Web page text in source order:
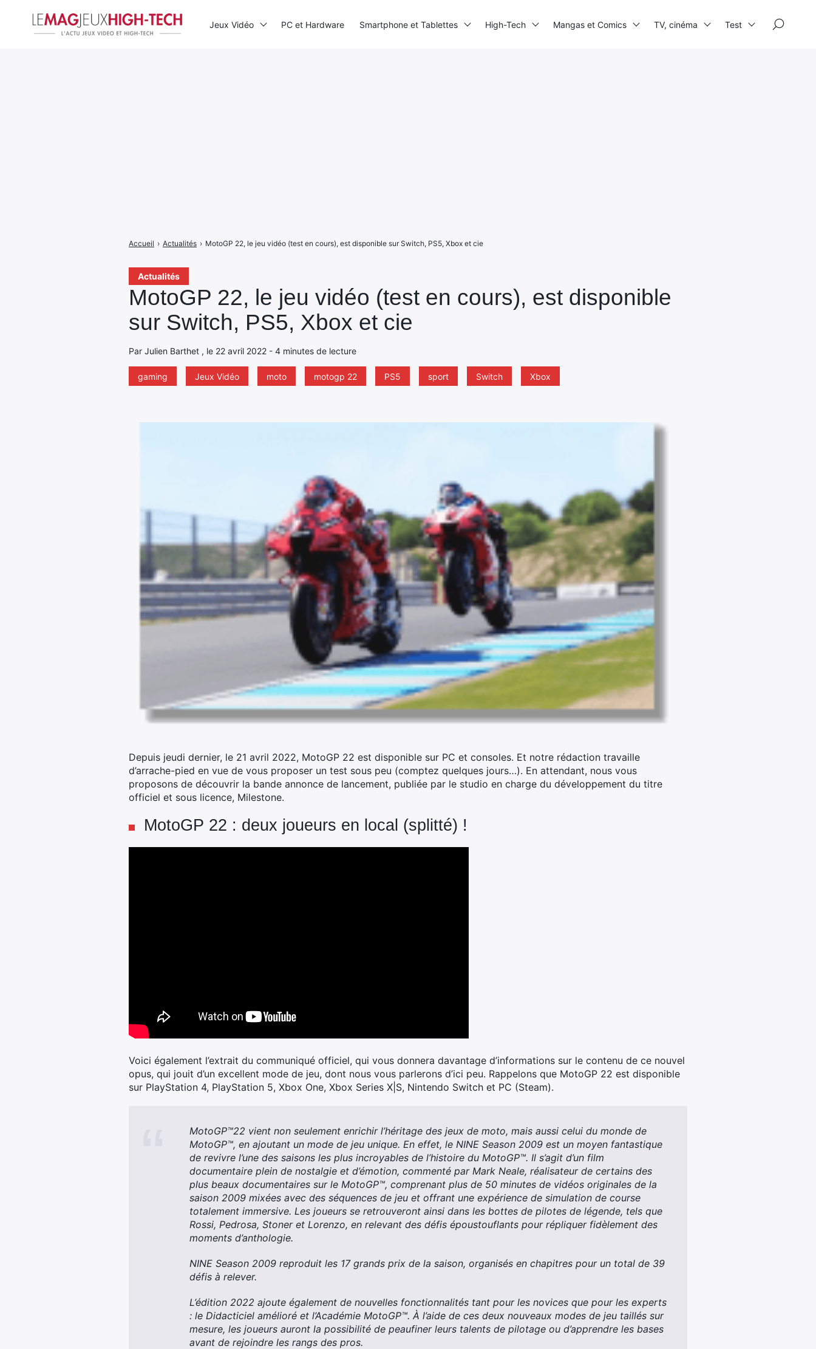
Actualités
MotoGP 22, le jeu vidéo (test en cours), est disponible
sur Switch, PS5, Xbox et cie
Par Julien Barthet , le 22 avril 2022 - 4 minutes de lecture
gaming Jeux Vidéo moto motogp 22 PS5 sport Switch Xbox
Accueil › Actualités › MotoGP 22, le jeu vidéo (test en cours), est disponible sur Switch, PS5, Xbox et cie
Depuis jeudi dernier, le 21 avril 2022, MotoGP 22 est disponible sur PC et consoles. Et notre rédaction travaille
d’arrache-pied en vue de vous proposer un test sous peu (comptez quelques jours…). En attendant, nous vous
proposons de découvrir la bande annonce de lancement, publiée par le studio en charge du développement du titre
officiel et sous licence, Milestone.
MotoGP 22 : deux joueurs en local (splitté) !
Voici également l’extrait du communiqué officiel, qui vous donnera davantage d’informations sur le contenu de ce nouvel
opus, qui jouit d’un excellent mode de jeu, dont nous vous parlerons d’ici peu. Rappelons que MotoGP 22 est disponible
sur PlayStation 4, PlayStation 5, Xbox One, Xbox Series X|S, Nintendo Switch et PC (Steam).
MotoGP™22 vient non seulement enrichir l’héritage des jeux de moto, mais aussi celui du monde de
MotoGP™, en ajoutant un mode de jeu unique. En effet, le NINE Season 2009 est un moyen fantastique
de revivre l’une des saisons les plus incroyables de l’histoire du MotoGP™. Il s’agit d’un film
documentaire plein de nostalgie et d’émotion, commenté par Mark Neale, réalisateur de certains des
plus beaux documentaires sur le MotoGP™, comprenant plus de 50 minutes de vidéos originales de la
saison 2009 mixées avec des séquences de jeu et offrant une expérience de simulation de course
totalement immersive. Les joueurs se retrouveront ainsi dans les bottes de pilotes de légende, tels que
Rossi, Pedrosa, Stoner et Lorenzo, en relevant des défis époustouflants pour répliquer fidèlement des
moments d’anthologie.
NINE Season 2009 reproduit les 17 grands prix de la saison, organisés en chapitres pour un total de 39
défis à relever.
L’édition 2022 ajoute également de nouvelles fonctionnalités tant pour les novices que pour les experts
: le Didacticiel amélioré et l’Académie MotoGP™. À l’aide de ces deux nouveaux modes de jeu taillés sur
mesure, les joueurs auront la possibilité de peaufiner leurs talents de pilotage ou d’apprendre les bases
avant de rejoindre les rangs des pros.
Jeux Vidéo PC et Hardware Smartphone et Tablettes High-Tech Mangas et Comics TV, cinéma Test